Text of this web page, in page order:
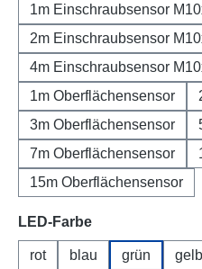
1m Einschraubsensor
2m Einschraubsensor
4m Einschraubsensor
1m Oberflächensensor
3m Oberflächensensor
7m Oberflächensensor
15m Oberflächensensor
LED-Farbeauswählen
rot blau grün gelb